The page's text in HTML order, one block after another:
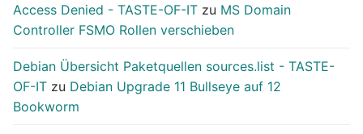
Access Denied - TASTE-OF-IT zu MS Domain
Controller FSMO Rollen verschieben
Debian Übersicht Paketquellen sources.list - TASTE-
OF-IT zu Debian Upgrade 11 Bullseye auf 12
Bookworm